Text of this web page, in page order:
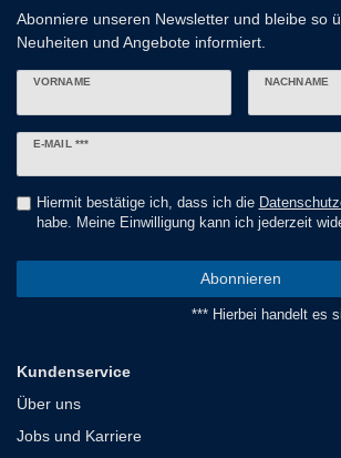
Abonniere unseren Newsletter und bleibe so
Neuheiten und Angebote informiert.
VORNAME NACHNAME
E-MAIL ***
Newsletter
Hiermit bestätige ich, dass ich die
habe. Meine Einwilligung kann ich jederzeit
Abonnieren
*** Hierbei handelt es
Kundenservice
Über uns
Jobs und Karriere